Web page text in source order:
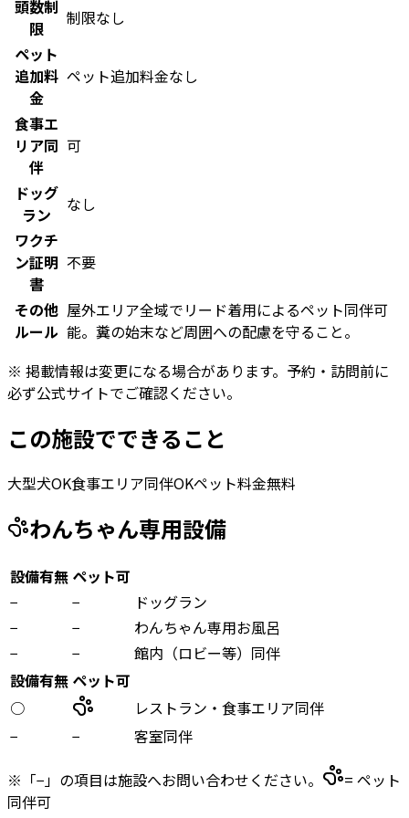
頭数制
限
制限なし
ペット
追加料
金
ペット追加料金なし
食事エ
リア同
伴
可
ドッグ
ラン
なし
ワクチ
ン証明
書
不要
その他
ルール
屋外エリア全域でリード着用によるペット同伴可
能。糞の始末など周囲への配慮を守ること。
※ 掲載情報は変更になる場合があります。予約・訪問前に
必ず公式サイトでご確認ください。
この施設でできること
大型犬OK食事エリア同伴OKペット料金無料
わんちゃん専用設備
設備有無 ペット可
−
−
ドッグラン
−
−
わんちゃん専用お風呂
−
−
館内（ロビー等）同伴
設備有無 ペット可
○
レストラン・食事エリア同伴
−
−
客室同伴
※「−」の項目は施設へお問い合わせください。
= ペット
同伴可